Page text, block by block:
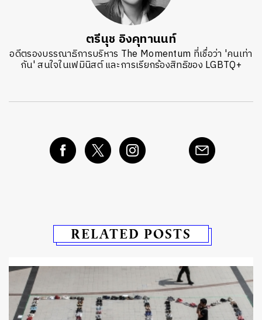
ตรีนุช อิงคุทานนท์
อดีตรองบรรณาธิการบริหาร The Momentum ที่เชื่อว่า 'คนเท่า
กัน' สนใจในเฟมินิสต์ และการเรียกร้องสิทธิของ LGBTQ+
RELATED POSTS